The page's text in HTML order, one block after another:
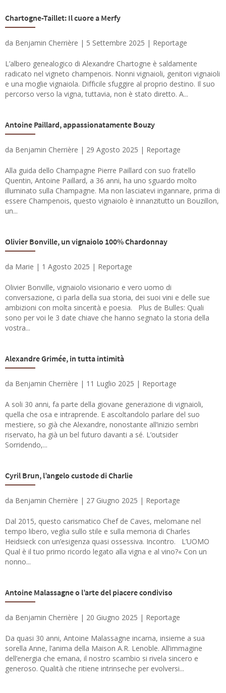
Chartogne-Taillet: Il cuore a Merfy
da Benjamin Cherrière | 5 Settembre 2025 | Reportage
L’albero genealogico di Alexandre Chartogne è saldamente
radicato nel vigneto champenois. Nonni vignaioli, genitori vignaioli
e una moglie vignaiola. Difficile sfuggire al proprio destino. Il suo
percorso verso la vigna, tuttavia, non è stato diretto. A...
Antoine Paillard, appassionatamente Bouzy
da Benjamin Cherrière | 29 Agosto 2025 | Reportage
Alla guida dello Champagne Pierre Paillard con suo fratello
Quentin, Antoine Paillard, a 36 anni, ha uno sguardo molto
illuminato sulla Champagne. Ma non lasciatevi ingannare, prima di
essere Champenois, questo vignaiolo è innanzitutto un Bouzillon,
un...
Olivier Bonville, un vignaiolo 100% Chardonnay
da Marie | 1 Agosto 2025 | Reportage
Olivier Bonville, vignaiolo visionario e vero uomo di
conversazione, ci parla della sua storia, dei suoi vini e delle sue
ambizioni con molta sincerità e poesia. Plus de Bulles: Quali
sono per voi le 3 date chiave che hanno segnato la storia della
vostra...
Alexandre Grimée, in tutta intimità
da Benjamin Cherrière | 11 Luglio 2025 | Reportage
A soli 30 anni, fa parte della giovane generazione di vignaioli,
quella che osa e intraprende. E ascoltandolo parlare del suo
mestiere, so già che Alexandre, nonostante all’inizio sembri
riservato, ha già un bel futuro davanti a sé. L’outsider
Sorridendo,...
Cyril Brun, l’angelo custode di Charlie
da Benjamin Cherrière | 27 Giugno 2025 | Reportage
Dal 2015, questo carismatico Chef de Caves, melomane nel
tempo libero, veglia sullo stile e sulla memoria di Charles
Heidsieck con un’esigenza quasi ossessiva. Incontro. L’UOMO
Qual è il tuo primo ricordo legato alla vigna e al vino?« Con un
nonno...
Antoine Malassagne o l’arte del piacere condiviso
da Benjamin Cherrière | 20 Giugno 2025 | Reportage
Da quasi 30 anni, Antoine Malassagne incarna, insieme a sua
sorella Anne, l’anima della Maison A.R. Lenoble. All’immagine
dell’energia che emana, il nostro scambio si rivela sincero e
generoso. Qualità che ritiene intrinseche per evolversi...